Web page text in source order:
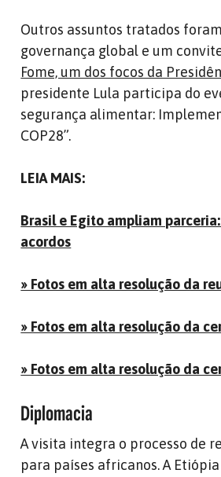
Outros assuntos tratados
governança global e um
Fome, um dos focos da
presidente Lula participa do
segurança alimentar:
COP28”.
LEIA MAIS:
Brasil e Egito ampliam
acordos
» Fotos em alta resolução da
» Fotos em alta resolução da
» Fotos em alta resolução da
Diplomacia
A visita integra o processo de
para países africanos. A